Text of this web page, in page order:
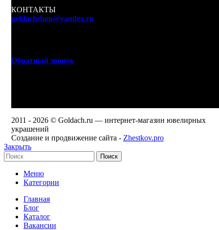
КОНТАКТЫ
goldachshop@yandex.ru
Обратный звонок
2011 - 2026 © Goldach.ru — интернет-магазин ювелирных
украшений
Создание и продвижение сайта - Zhestkov.pro
Закрыть
Поиск
Меню
Категории
Главная
Блог
Каталог
Вакансии